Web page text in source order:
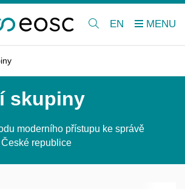
EN
skupiny
moderního přístupu ke správě
republice